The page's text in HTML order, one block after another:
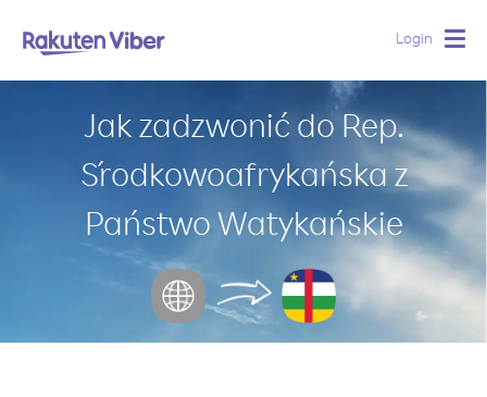
Login
Jak zadzwonić do Rep.
Środkowoafrykańska z
Państwo Watykańskie